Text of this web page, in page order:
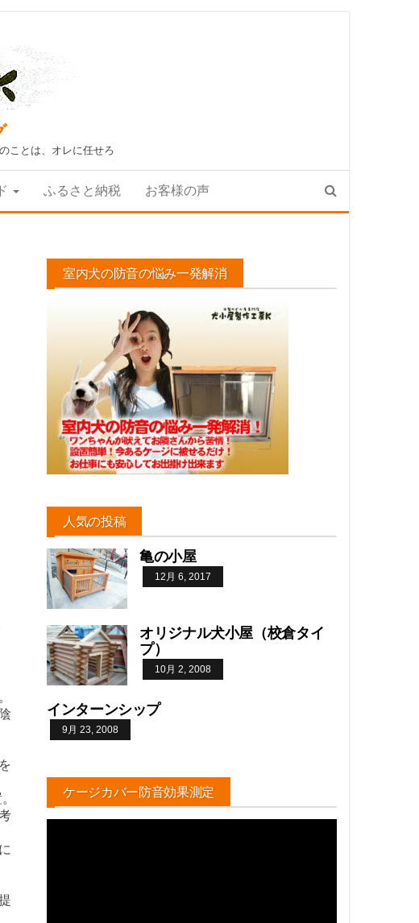
ことは、オレに任せろ
ふるさと納税 お客様の声
室内犬の防音の悩み一発解消
人気の投稿
亀の小屋
12月 6, 2017
オリジナル犬小屋（校倉タイ
プ）
10月 2, 2008
インターンシップ
9月 23, 2008
ケージカバー防音効果測定